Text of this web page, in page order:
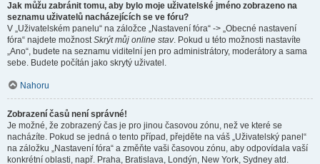
Jak můžu zabránit tomu, aby bylo moje uživatelské jméno zobrazeno na
seznamu uživatelů nacházejících se ve fóru?
V „Uživatelském panelu“ na záložce „Nastavení fóra“ -> „Obecné nastavení
fóra“ najdete možnostSkrýt můj online stav. Pokud u této možnosti nastavíte
„Ano“, budete na seznamu viditelní jen pro administrátory, moderátory a sama
sebe. Budete počítán jako skrytý uživatel.
Nahoru
Zobrazení časů není správné!
Je možné, že zobrazený čas je pro jinou časovou zónu, než ve které se
nacházíte. Pokud se jedná o tento případ, přejděte na váš „Uživatelský panel“
na záložku „Nastavení fóra“ a změňte vaši časovou zónu, aby odpovídala vaší
konkrétní oblasti, např. Praha, Bratislava, Londýn, New York, Sydney atd.